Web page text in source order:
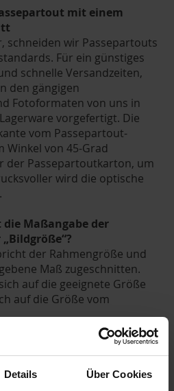
Details Über Cookies
mit einem
schneiden wir Passepartouts
Für ein günstiges
schnelle Versandzeiten,
den gängigen
Fotoformaten von uns in
vorgefertigt. Die
vom Passepartout-
Winkel von 45-Grad
der Passepartoutkarton, um
wird die optische
Maßangabe der
der Rahmengröße und
Maß zugeschnitten.
auf die geeignete Größe
auf die Größe vom
um ca. 8mm kleiner
Ausschnitt kann das Bild /
befestigt werden und